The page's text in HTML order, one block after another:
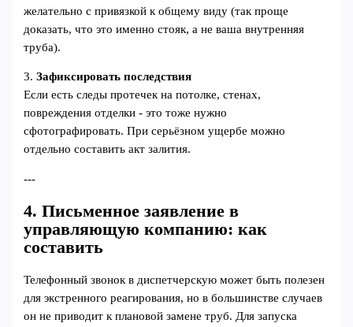
желательно с привязкой к общему виду (так проще
доказать, что это именно стояк, а не ваша внутренняя
труба).
3.Зафиксировать последствия
Если есть следы протечек на потолке, стенах,
повреждения отделки - это тоже нужно
сфотографировать. При серьёзном ущербе можно
отдельно составить акт залития.
---
4. Письменное заявление в
управляющую компанию: как
составить
Телефонный звонок в диспетчерскую может быть полезен
для экстренного реагирования, но в большинстве случаев
он не приводит к плановой замене труб. Для запуска